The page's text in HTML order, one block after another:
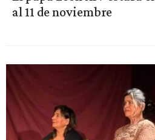
al 11 de noviembre